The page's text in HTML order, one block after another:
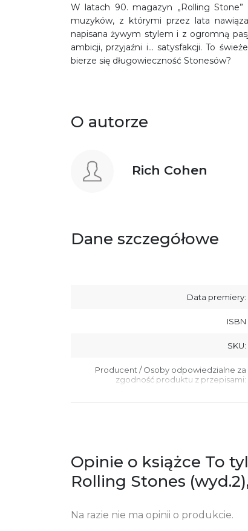
W latach 90. magazyn „Rolling Stone”
muzyków, z którymi przez lata
napisana żywym stylem i z ogromną
ambicji, przyjaźni i… satysfakcji. To
bierze się długowieczność Stonesów?
O autorze
Rich Cohen
Dane szczegółowe
Data premiery:
ISBN
SKU:
Producent / Osoby odpowiedzialne za
zgodność produktu z przepisami:
Opinie o książce To
Rolling Stones
Na razie nie ma opinii o produkcie.